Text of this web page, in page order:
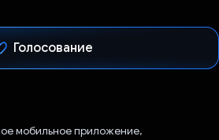
Голосование
мобильное приложение,